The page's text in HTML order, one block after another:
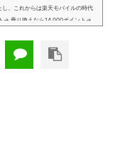
、これからは楽天モバイルの時代
→ 乗り換えなら14,000ポイント→
キャンペーン概要三木谷社長の特